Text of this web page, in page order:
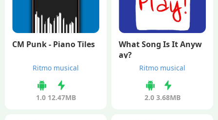
CM Punk - Piano Tiles
Ritmo musical
1.0 12.47MB
What Song Is It Anyw
ay?
Ritmo musical
2.0 3.68MB